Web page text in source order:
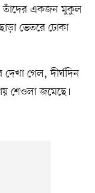
তাঁদের একজন মুকুল
ভেতরে ঢোকা
গেল, দীর্ঘদিন
শেওলা জমেছে।